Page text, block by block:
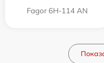
Fagor 6H-114 AN